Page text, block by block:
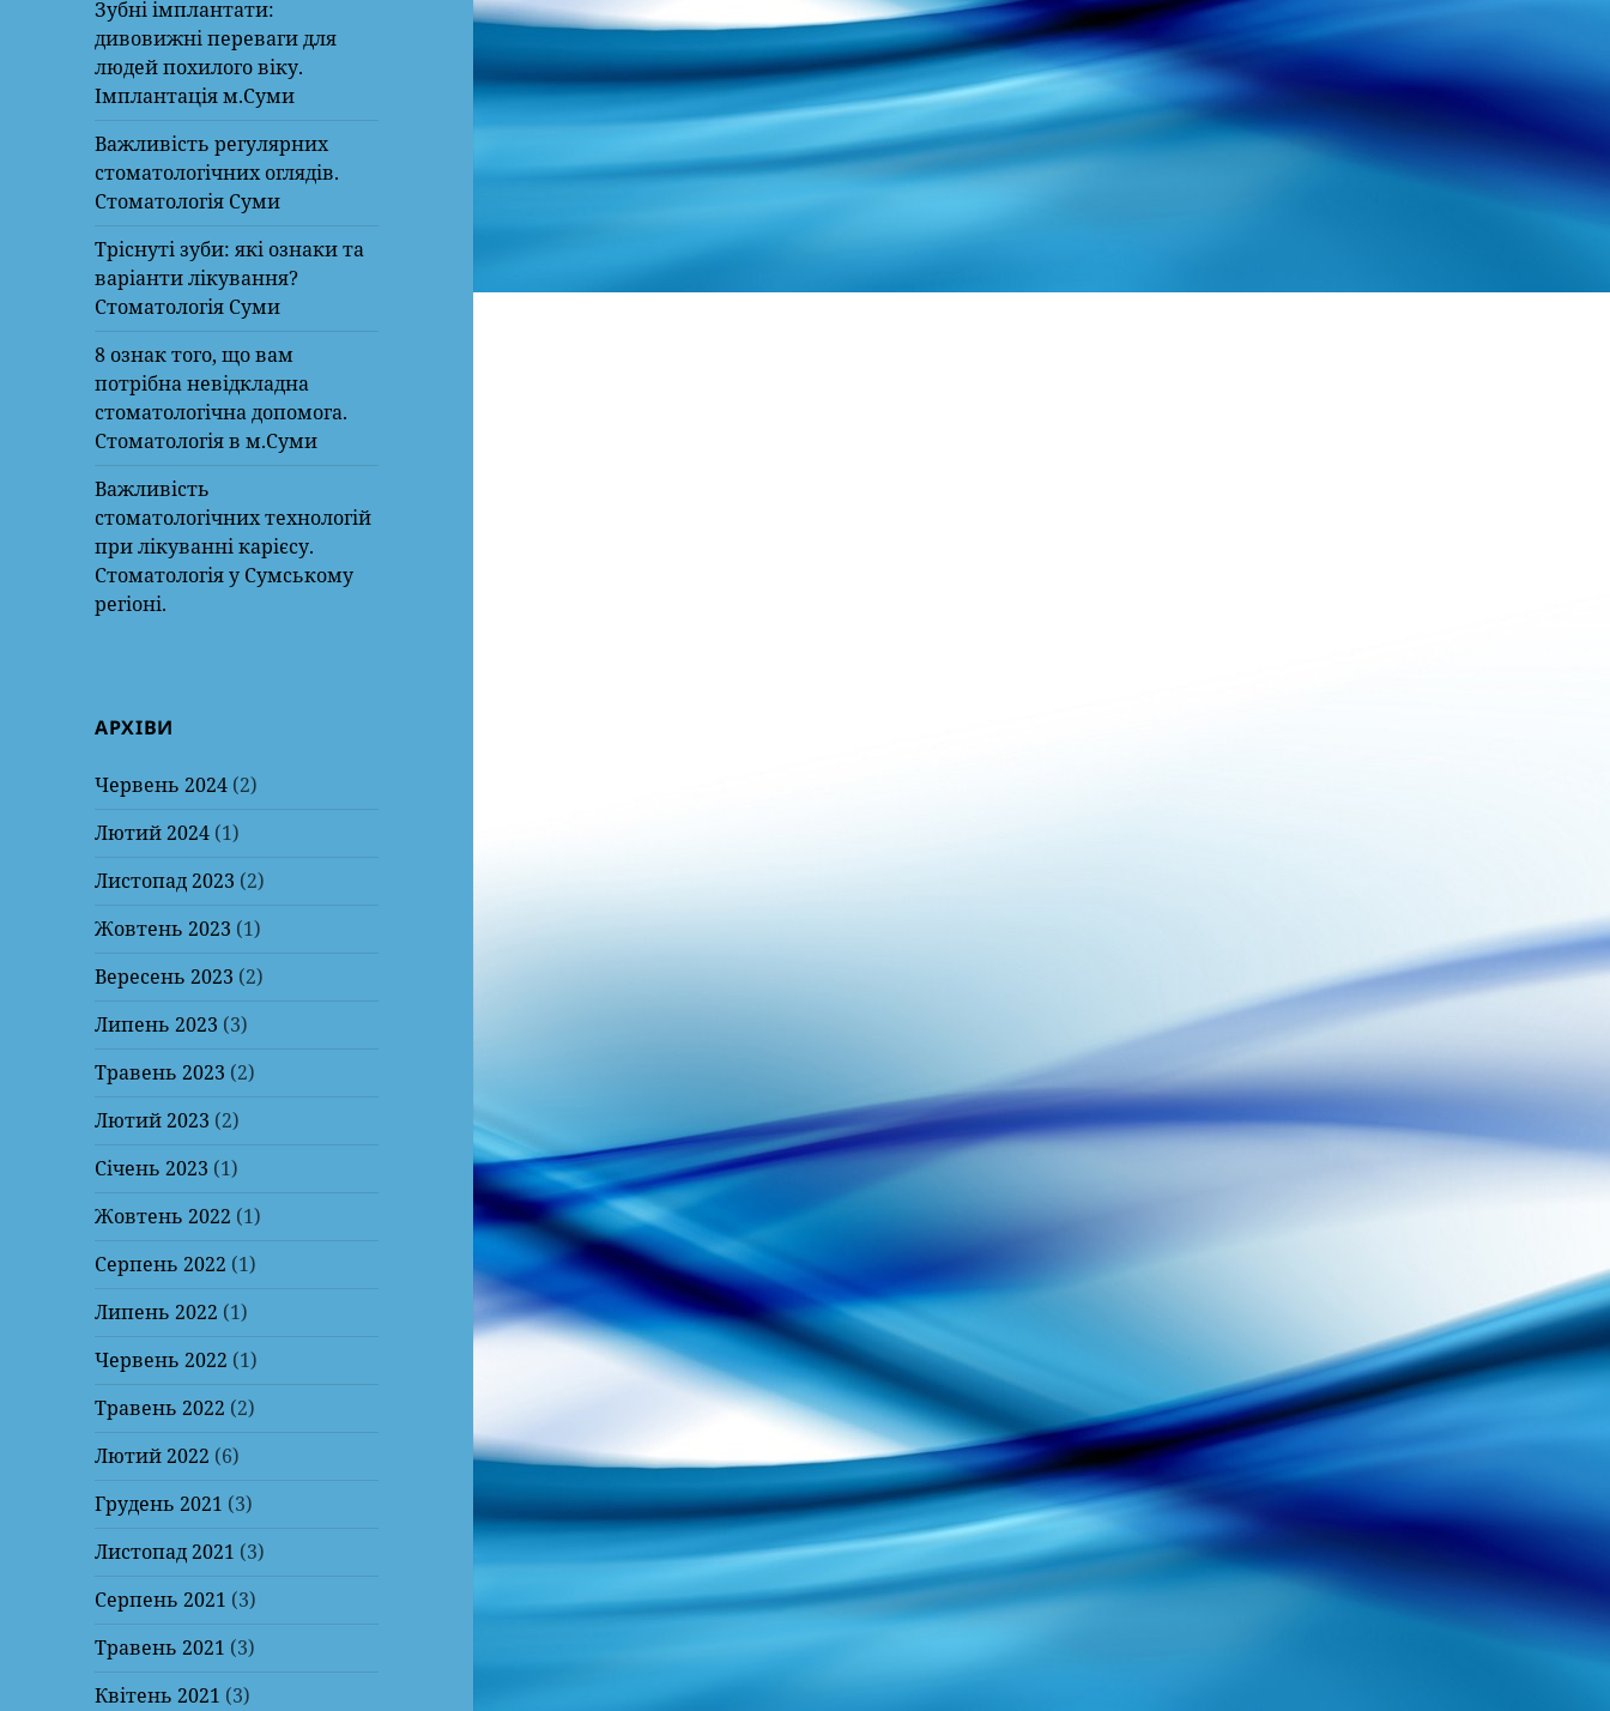
Зубні імплантати:
дивовижні переваги для
людей похилого віку.
Імплантація м.Суми
Важливість регулярних
стоматологічних оглядів.
Стоматологія Суми
Тріснуті зуби: які ознаки та
варіанти лікування?
Стоматологія Суми
8 ознак того, що вам
потрібна невідкладна
стоматологічна допомога.
Стоматологія в м.Суми
Важливість
стоматологічних технологій
при лікуванні карієсу.
Стоматологія у Сумському
регіоні.
АРХІВИ
Червень 2024 (2)
Лютий 2024 (1)
Листопад 2023 (2)
Жовтень 2023 (1)
Вересень 2023 (2)
Липень 2023 (3)
Травень 2023 (2)
Лютий 2023 (2)
Січень 2023 (1)
Жовтень 2022 (1)
Серпень 2022 (1)
Липень 2022 (1)
Червень 2022 (1)
Травень 2022 (2)
Лютий 2022 (6)
Грудень 2021 (3)
Листопад 2021 (3)
Серпень 2021 (3)
Травень 2021 (3)
Квітень 2021 (3)